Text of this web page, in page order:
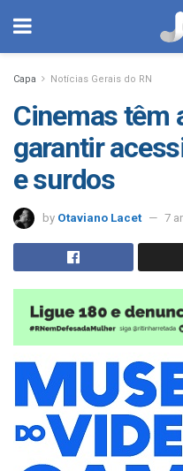
Capa Notícias Gerais do RN
Cinemas têm
garantir
e surdos
by Otaviano Lacet 7